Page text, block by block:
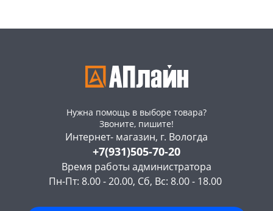
Нужна помощь в выборе товара?
Звоните, пишите!
Интернет- магазин, г. Вологда
+7(931)505-70-20
Время работы администратора
Пн-Пт: 8.00 - 20.00, Сб, Вс: 8.00 - 18.00